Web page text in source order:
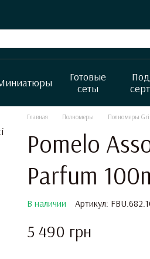
Готовые
сеты
Главная Полномеры Полномеры
Pomelo
Parfum
В наличии Артикул:
5 490 грн